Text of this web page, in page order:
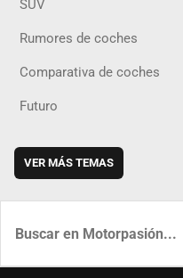
SUV
Rumores de coches
Comparativa de coches
Futuro
VER MÁS TEMAS